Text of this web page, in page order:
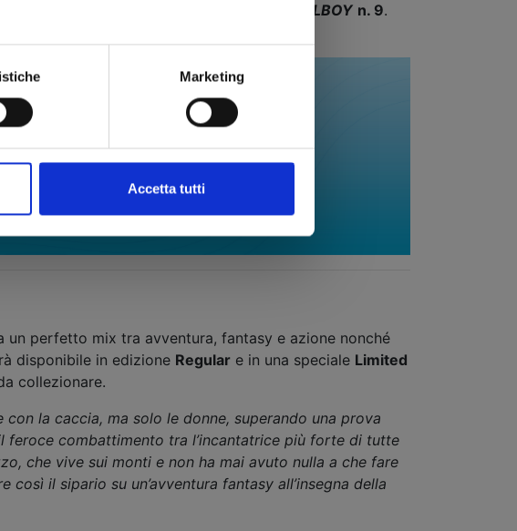
Marketing
Accetta tutti
HELLBOY n. 9.
un perfetto mix tra avventura, fantasy e azione nonché
disponibile in edizione Regular e in una speciale Limited
collezionare.
la caccia, ma solo le donne, superando una prova
feroce combattimento tra l’incantatrice più forte di tutte
che vive sui monti e non ha mai avuto nulla a che fare
il sipario su un’avventura fantasy all’insegna della